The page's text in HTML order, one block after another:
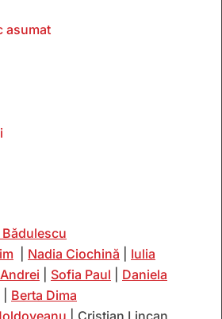
asumat
Bădulescu
Nadia Ciochină
Iulia
Sofia Paul
Daniela
Berta Dima
| Cristian Lincan